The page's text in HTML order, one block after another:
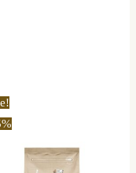
44,20 €
has
multiple